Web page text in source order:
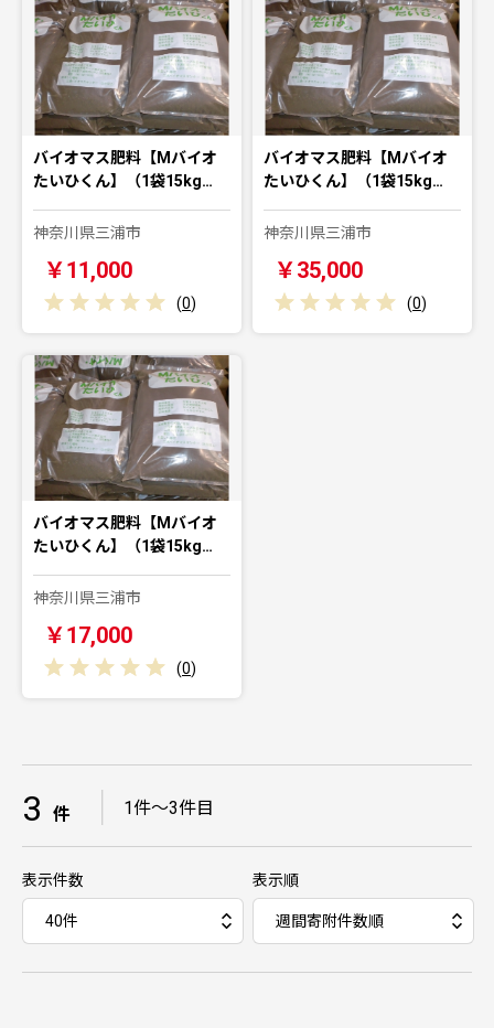
バイオマス肥料【Mバイオ
たいひくん】（1袋15kg…
神奈川県三浦市
￥11,000
(0)
バイオマス肥料【Mバイオ
たいひくん】（1袋15kg…
神奈川県三浦市
￥35,000
(0)
バイオマス肥料【Mバイオ
たいひくん】（1袋15kg…
神奈川県三浦市
￥17,000
(0)
3 件 1件～3件目
表示件数 表示順